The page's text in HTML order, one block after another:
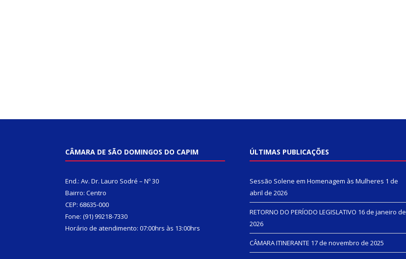
CÂMARA DE SÃO DOMINGOS DO CAPIM
End.: Av. Dr. Lauro Sodré – Nº 30
Bairro: Centro
CEP: 68635-000
Fone: (91) 99218-7330
Horário de atendimento: 07:00hrs às 13:00hrs
ÚLTIMAS PUBLICAÇÕES
Sessão Solene em Homenagem às Mulheres 1 de
abril de 2026
RETORNO DO PERÍODO LEGISLATIVO 16 de janeiro de
2026
CÂMARA ITINERANTE 17 de novembro de 2025